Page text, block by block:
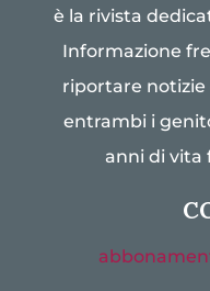
è la rivista
Informazione
riportare notizie
entrambi i
anni di vita